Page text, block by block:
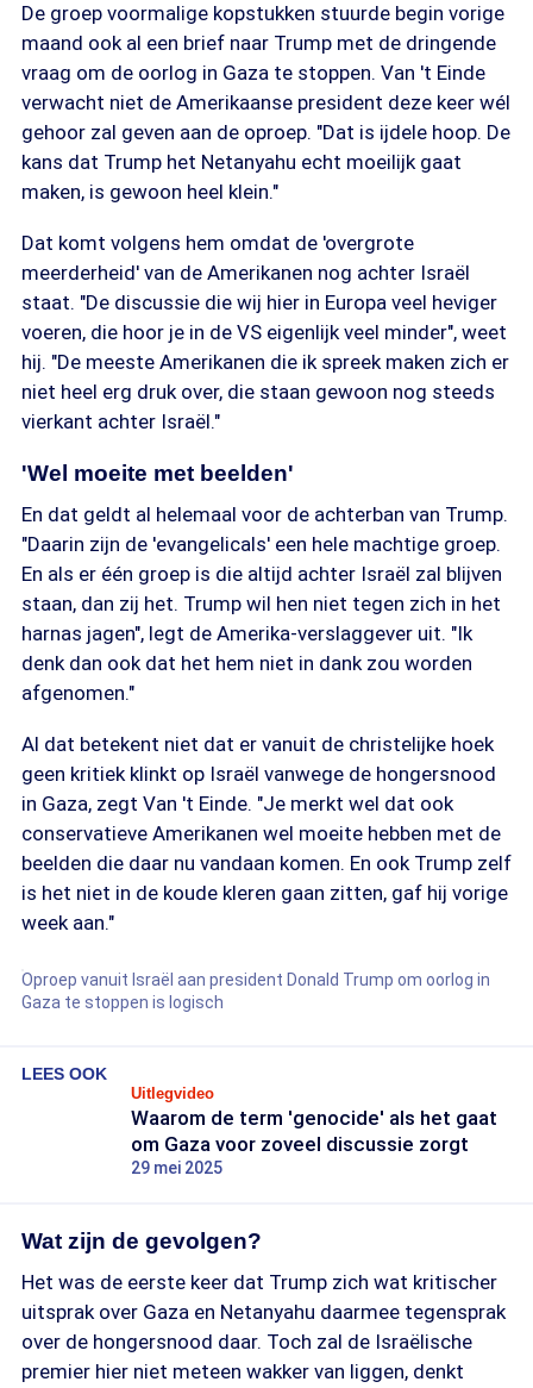
De groep voormalige kopstukken stuurde begin vorige
maand ook al een brief naar Trump met de dringende
vraag om de oorlog in Gaza te stoppen. Van 't Einde
verwacht niet de Amerikaanse president deze keer wél
gehoor zal geven aan de oproep. "Dat is ijdele hoop. De
kans dat Trump het Netanyahu echt moeilijk gaat
maken, is gewoon heel klein."
Dat komt volgens hem omdat de 'overgrote
meerderheid' van de Amerikanen nog achter Israël
staat. "De discussie die wij hier in Europa veel heviger
voeren, die hoor je in de VS eigenlijk veel minder", weet
hij. "De meeste Amerikanen die ik spreek maken zich er
niet heel erg druk over, die staan gewoon nog steeds
vierkant achter Israël."
'Wel moeite met beelden'
En dat geldt al helemaal voor de achterban van Trump.
"Daarin zijn de 'evangelicals' een hele machtige groep.
En als er één groep is die altijd achter Israël zal blijven
staan, dan zij het. Trump wil hen niet tegen zich in het
harnas jagen", legt de Amerika-verslaggever uit. "Ik
denk dan ook dat het hem niet in dank zou worden
afgenomen."
Al dat betekent niet dat er vanuit de christelijke hoek
geen kritiek klinkt op Israël vanwege de hongersnood
in Gaza, zegt Van 't Einde. "Je merkt wel dat ook
conservatieve Amerikanen wel moeite hebben met de
beelden die daar nu vandaan komen. En ook Trump zelf
is het niet in de koude kleren gaan zitten, gaf hij vorige
week aan."
Oproep vanuit Israël aan president Donald Trump om oorlog in
Gaza te stoppen is logisch
LEES OOK
Uitlegvideo
Waarom de term 'genocide' als het gaat
om Gaza voor zoveel discussie zorgt
29 mei 2025
Wat zijn de gevolgen?
Het was de eerste keer dat Trump zich wat kritischer
uitsprak over Gaza en Netanyahu daarmee tegensprak
over de hongersnood daar. Toch zal de Israëlische
premier hier niet meteen wakker van liggen, denkt